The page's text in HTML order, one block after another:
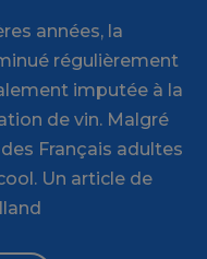
années, la
régulièrement
imputée à la
de vin. Malgré
Français adultes
Un article de